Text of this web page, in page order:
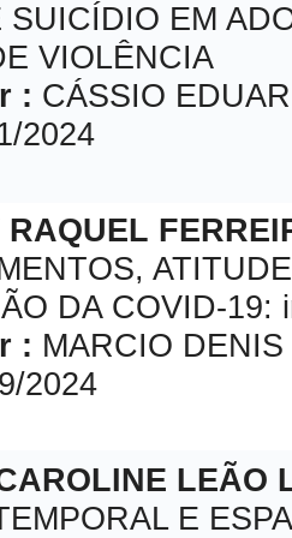
SUICÍDIO EM
VIOLÊNCIA
: CÁSSIO
2024
DA COVID-19:
: MARCIO
2024
LEÃO
E